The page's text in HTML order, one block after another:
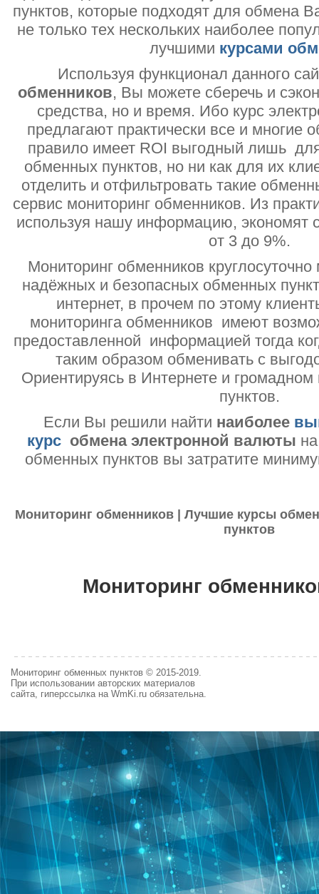
пунктов, которые подходят для обмена
не только тех нескольких наиболее
лучшими курсами
Используя функционал данного
обменников, Вы можете сберечь и
средства, но и время. Ибо курс
предлагают практически все и многие
правило имеет ROI выгодный лишь
обменных пунктов, но ни как для их
отделить и отфильтровать такие
сервис мониторинг обменников. Из
используя нашу информацию, экономят
от 3 до 9%.
Мониторинг обменников круглосуточно
надёжных и безопасных обменных
интернет, в прочем по этому
мониторинга обменников имеют
предоставленной информацией тогда
таким образом обменивать с
Ориентируясь в Интернете и
пунктов.
Если Вы решили найти наиболее
курс обмена электронной валюты
обменных пунктов вы затратите
Мониторинг обменников | Лучшие курсы
пунктов
Мониторинг
Мониторинг обменных пунктов © 2015-2019.
При использовании авторских материалов
сайта, гиперссылка на WmKi.ru обязательна.